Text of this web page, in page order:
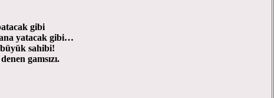
gibi
yatacak gibi…
sahibi!
gamsızı.